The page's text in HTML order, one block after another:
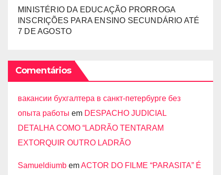
MINISTÉRIO DA EDUCAÇÃO PRORROGA
INSCRIÇÕES PARA ENSINO SECUNDÁRIO ATÉ
7 DE AGOSTO
Comentários
вакансии бухгалтера в санкт-петербурге без
опыта работы em DESPACHO JUDICIAL
DETALHA COMO “LADRÃO TENTARAM
EXTORQUIR OUTRO LADRÃO
Samueldiumb emACTOR DO FILME “PARASITA” É